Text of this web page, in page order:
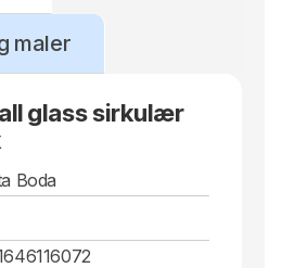
maler
glass sirkulær
Boda